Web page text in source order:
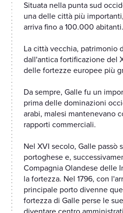
Situata nella punta sud
una delle città più
arriva fino a 100.000 abitanti.
La città vecchia, patrimonio
dall'antica fortificazione del
delle fortezze europee più
Da sempre, Galle fu un
prima delle dominazioni
arabi, malesi mantenevano
rapporti commerciali.
Nel XVI secolo, Galle passò
portoghese e,
Compagnia Olandese delle
la fortezza. Nel 1796, con
principale porto divenne
fortezza di Galle perse le